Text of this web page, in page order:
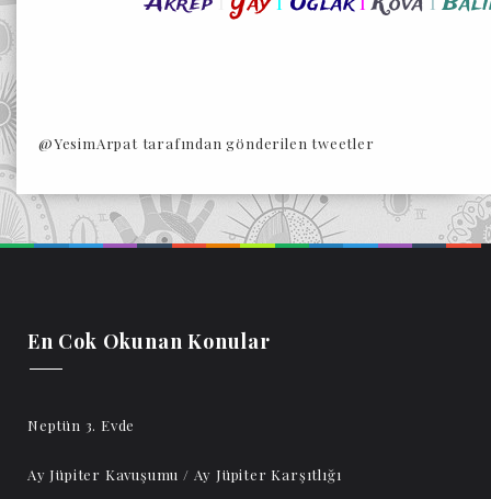
@YesimArpat tarafından gönderilen tweetler
En Cok Okunan Konular
Neptün 3. Evde
Ay Jüpiter Kavuşumu / Ay Jüpiter Karşıtlığı